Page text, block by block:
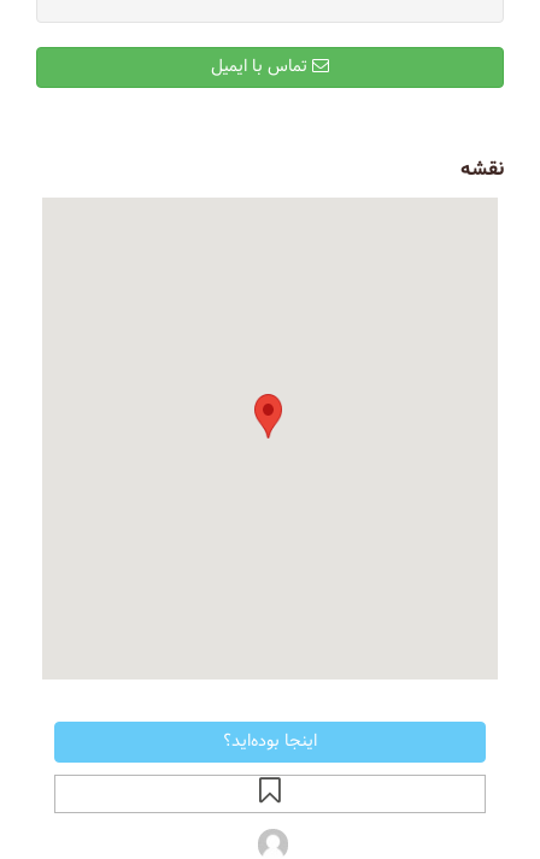
نقشه
اینجا بوده‌اید؟